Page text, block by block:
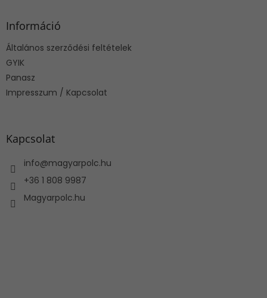
Információ
Általános szerződési feltételek
GYIK
Panasz
Impresszum / Kapcsolat
Kapcsolat
info@magyarpolc.hu
+36 1 808 9987
Magyarpolc.hu